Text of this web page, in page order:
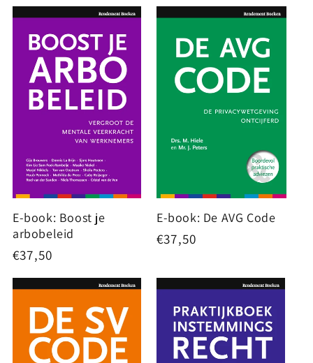
E-book: Boost je
arbobeleid
Normale
prijs
€37,50
E-book: De AVG Code
Normale
€37,50